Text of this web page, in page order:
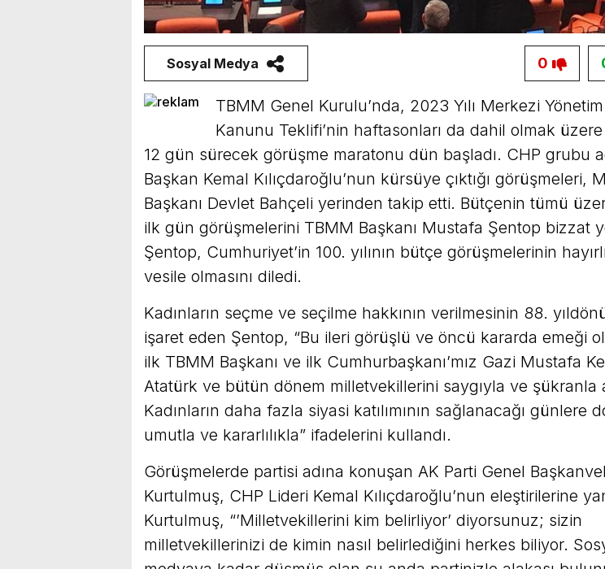
Sosyal Medya 0
TBMM Genel Kurulu’nda, 2023 Yılı Merkezi
Kanunu Teklifi’nin haftasonları da dahil olmak üzere
12 gün sürecek görüşme maratonu dün başladı. CHP grubu
Başkan Kemal Kılıçdaroğlu’nun kürsüye çıktığı görüşmeleri,
Başkanı Devlet Bahçeli yerinden takip etti. Bütçenin tümü
ilk gün görüşmelerini TBMM Başkanı Mustafa Şentop bizzat
Şentop, Cumhuriyet’in 100. yılının bütçe görüşmelerinin
vesile olmasını diledi.
Kadınların seçme ve seçilme hakkının verilmesinin 88.
işaret eden Şentop, “Bu ileri görüşlü ve öncü kararda emeği
ilk TBMM Başkanı ve ilk Cumhurbaşkanı’mız Gazi Mustafa
Atatürk ve bütün dönem milletvekillerini saygıyla ve şükranla
Kadınların daha fazla siyasi katılımının sağlanacağı günlere
umutla ve kararlılıkla” ifadelerini kullandı.
Görüşmelerde partisi adına konuşan AK Parti Genel
Kurtulmuş, CHP Lideri Kemal Kılıçdaroğlu’nun eleştirilerine
Kurtulmuş, “’Milletvekillerini kim belirliyor’ diyorsunuz; sizin
milletvekillerinizi de kimin nasıl belirlediğini herkes biliyor.